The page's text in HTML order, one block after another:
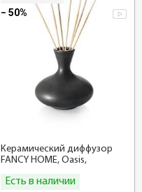
− 50%
Керамический диффузор
FANCY HOME, Oasis,
Есть в наличии